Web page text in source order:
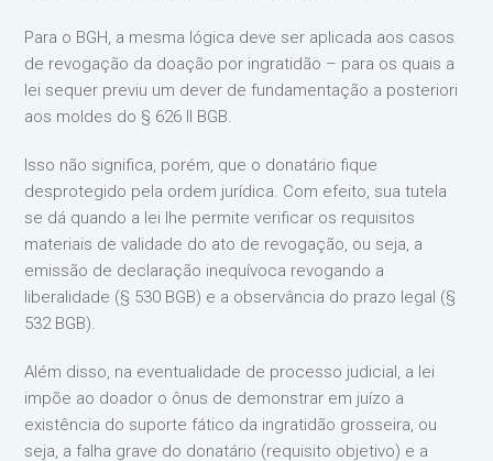
Para o BGH, a mesma lógica deve ser aplicada aos casos
de revogação da doação por ingratidão – para os quais a
lei sequer previu um dever de fundamentação a posteriori
aos moldes do § 626 II BGB.
Isso não significa, porém, que o donatário fique
desprotegido pela ordem jurídica. Com efeito, sua tutela
se dá quando a lei lhe permite verificar os requisitos
materiais de validade do ato de revogação, ou seja, a
emissão de declaração inequívoca revogando a
liberalidade (§ 530 BGB) e a observância do prazo legal (§
532 BGB).
Além disso, na eventualidade de processo judicial, a lei
impõe ao doador o ônus de demonstrar em juízo a
existência do suporte fático da ingratidão grosseira, ou
seja, a falha grave do donatário (requisito objetivo) e a